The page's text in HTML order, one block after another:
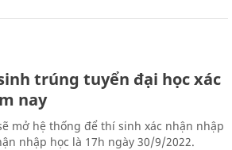
trúng tuyển đại học xác
nay
mở hệ thống để thí sinh xác nhận nhập
nhập học là 17h ngày 30/9/2022.